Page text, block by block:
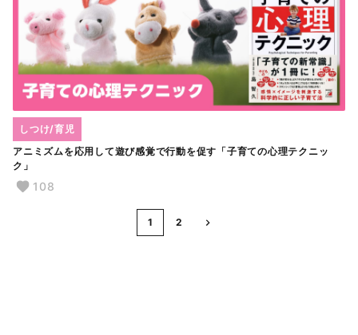
アニミズムを応用して遊び感覚で行動を促す「子育ての心理テクニッ
ク」
しつけ/育児
108
1 2